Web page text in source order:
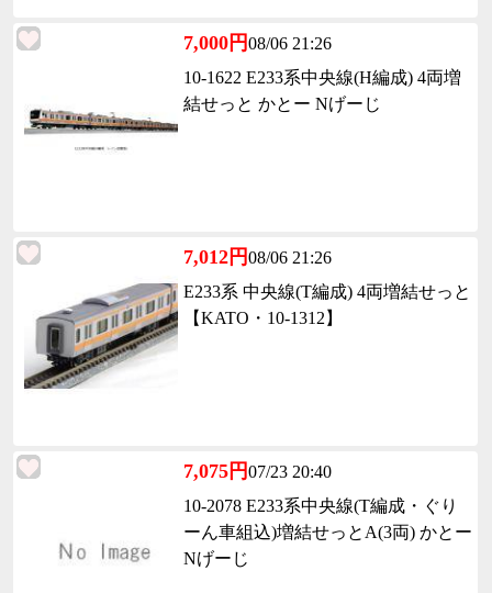
7,000円08/06 21:26
10-1622 E233系中央線(H編成) 4両増
結せっと かとー Nげーじ
7,012円08/06 21:26
E233系 中央線(T編成) 4両増結せっと
【KATO・10-1312】
7,075円07/23 20:40
10-2078 E233系中央線(T編成・ぐり
ーん車組込)増結せっとA(3両) かとー
Nげーじ